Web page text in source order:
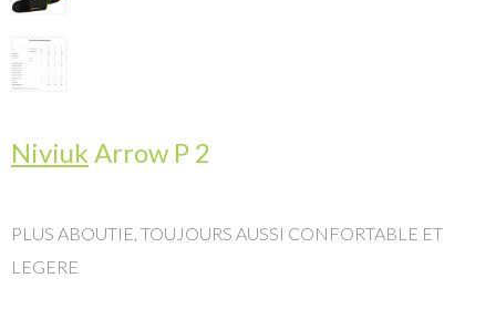
Niviuk Arrow P 2
PLUS ABOUTIE, TOUJOURS AUSSI CONFORTABLE ET
LEGERE